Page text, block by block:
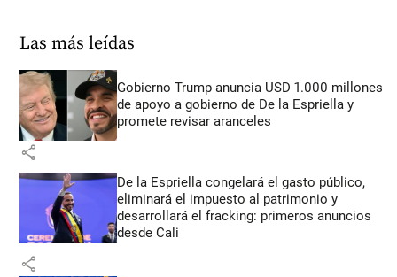
Las más leídas
Gobierno Trump anuncia USD 1.000 millones
de apoyo a gobierno de De la Espriella y
promete revisar aranceles
share
De la Espriella congelará el gasto público,
eliminará el impuesto al patrimonio y
desarrollará el fracking: primeros anuncios
desde Cali
share